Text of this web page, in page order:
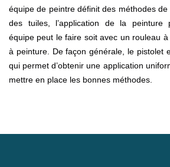
équipe de peintre définit des méthodes
des tuiles, l’application de la peinture
équipe peut le faire soit avec un rouleau
à peinture. De façon générale, le pistolet
qui permet d’obtenir une application
mettre en place les bonnes méthodes.